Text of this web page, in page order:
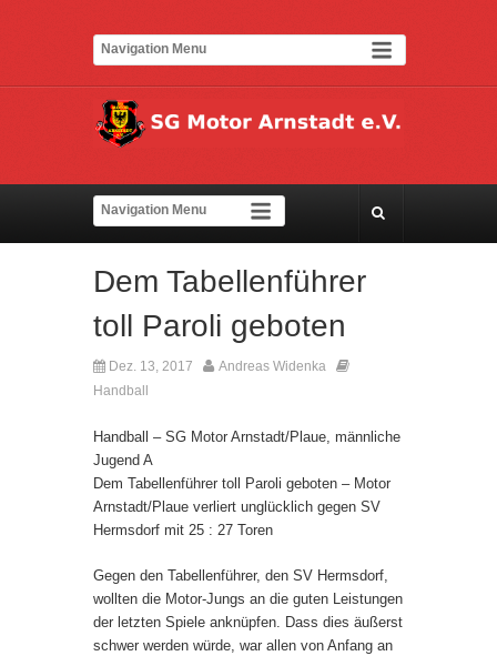
Dem Tabellenführer
toll Paroli geboten
Dez. 13, 2017
Andreas Widenka
Handball
Handball – SG Motor Arnstadt/Plaue, männliche
Jugend A
Dem Tabellenführer toll Paroli geboten – Motor
Arnstadt/Plaue verliert unglücklich gegen SV
Hermsdorf mit 25 : 27 Toren
Gegen den Tabellenführer, den SV Hermsdorf,
wollten die Motor-Jungs an die guten Leistungen
der letzten Spiele anknüpfen. Dass dies äußerst
schwer werden würde, war allen von Anfang an